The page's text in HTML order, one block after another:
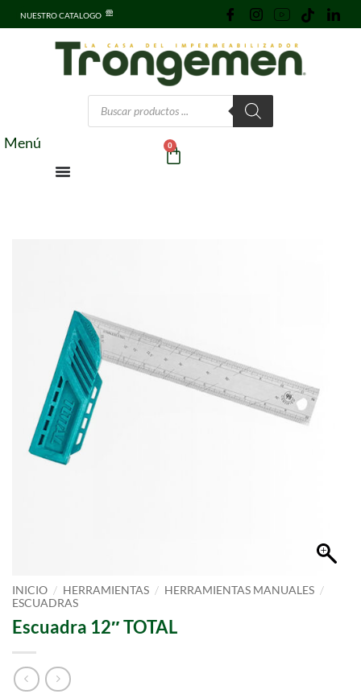
NUESTRO CATALOGO
Menú 0
INICIO / HERRAMIENTAS / HERRAMIENTAS MANUALES /
ESCUADRAS
Escuadra 12″ TOTAL